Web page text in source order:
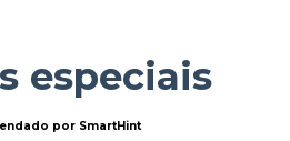
especiais
por SmartHint